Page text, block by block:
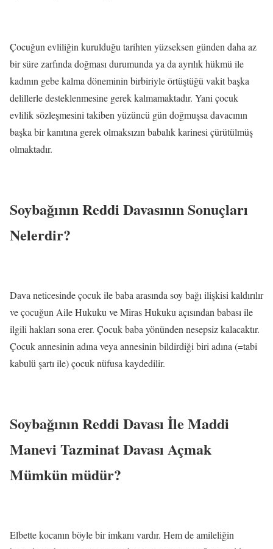
Çocuğun evliliğin kurulduğu tarihten yüzseksen günden daha az
bir süre zarfında doğması durumunda ya da ayrılık hükmü ile
kadının gebe kalma döneminin birbiriyle örtüştüğü vakit başka
delillerle desteklenmesine gerek kalmamaktadır. Yani çocuk
evlilik sözleşmesini takiben yüzüncü gün doğmuşsa davacının
başka bir kanıtına gerek olmaksızın babalık karinesi çürütülmüş
olmaktadır.
Soybağının Reddi Davasının Sonuçları
Nelerdir?
Dava neticesinde çocuk ile baba arasında soy bağı ilişkisi kaldırılır
ve çocuğun Aile Hukuku ve Miras Hukuku açısından babası ile
ilgili hakları sona erer. Çocuk baba yönünden nesepsiz kalacaktır.
Çocuk annesinin adına veya annesinin bildirdiği biri adına (=tabi
kabulü şartı ile) çocuk nüfusa kaydedilir.
Soybağının Reddi Davası İle Maddi
Manevi Tazminat Davası Açmak
Mümkün müdür?
Elbette kocanın böyle bir imkanı vardır. Hem de amileliğin